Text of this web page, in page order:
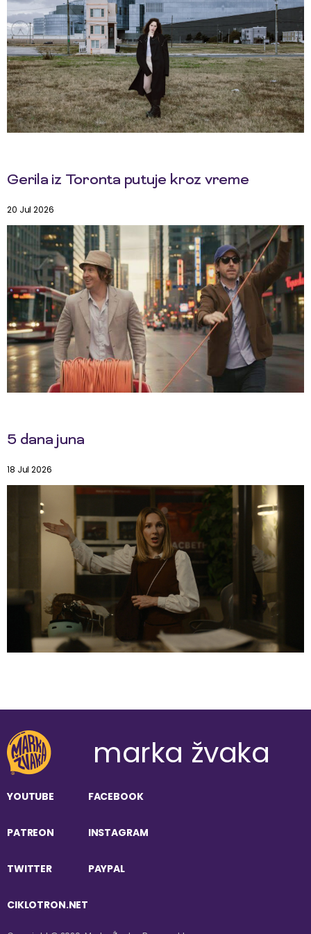
Gerila iz Toronta putuje kroz vreme
20 Jul 2026
5 dana juna
18 Jul 2026
marka žvaka
YOUTUBE FACEBOOK
PATREON INSTAGRAM
TWITTER PAYPAL
CIKLOTRON.NET